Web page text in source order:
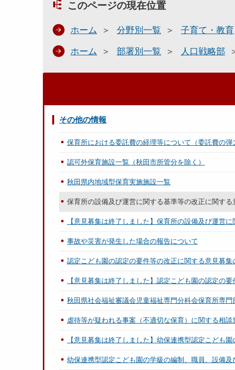
このページの現在位置
ホーム 分野別一覧 子育て・教育
ホーム 部署別一覧 人口戦略部
その他の情報
保育所における委託費の経理等について（委託費の弾
認可外保育施設一覧（秋田市所管分を除く）
秋田県内地域型保育実施施設一覧
保育所の設備及び運営に関する基準等の改正に関する
【意見募集は終了しました】保育所の設備及び運営
事故や災害が発生した場合の報告について
認定こども園の認定の要件等の改正に関する意見募集
【意見募集は終了しました】認定こども園の認定の
秋田県社会福祉審議会児童福祉専門分科会保育所専門
虐待等が疑われる事案（不適切な保育）に関する相談
【意見募集は終了しました】幼保連携型認定こども
幼保連携型認定こども園の学級の編制、職員、設備